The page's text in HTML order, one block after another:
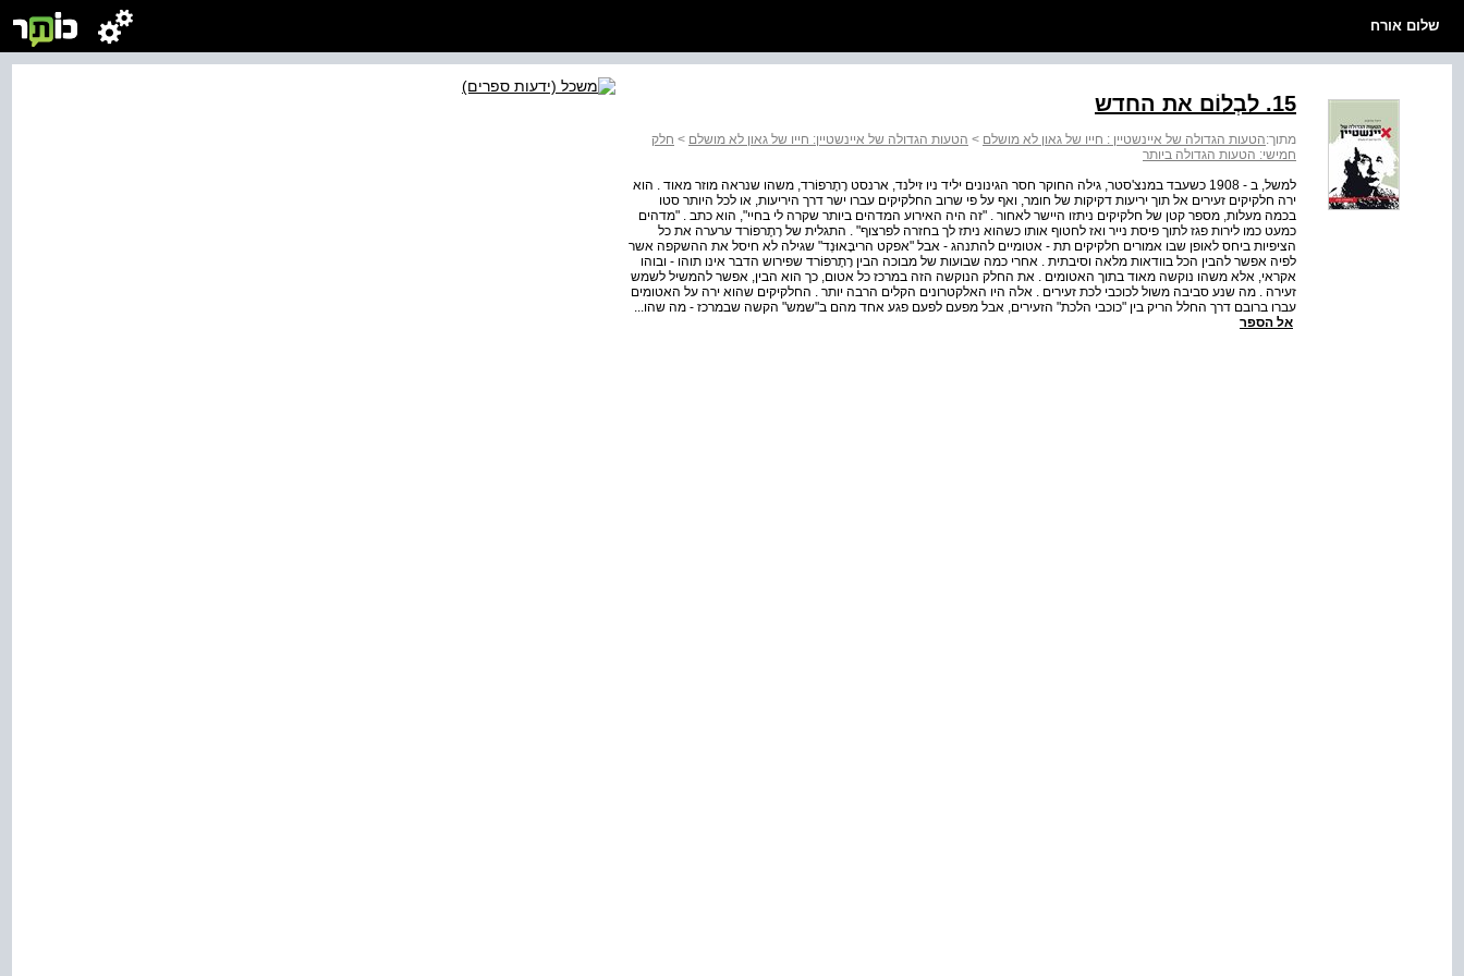
שלום אורח
15. לבְלוֹם את החדש
מתוך:הטעות הגדולה של איינשטיין : חייו של גאון לא מושלם > הטעות הגדולה של איינשטיין: חייו של גאון לא מושלם > חלק
חמישי: הטעות הגדולה ביותר
למשל, ב ‑ 1908 כשעבד במנצ'סטר, גילה החוקר חסר הגינונים יליד ניו זילנד, ארנסט רָתֶרפוֹרד, משהו שנראה מוזר מאוד . הוא
ירה חלקיקים זעירים אל תוך יריעות דקיקות של חומר, ואף על פי שרוב החלקיקים עברו ישר דרך היריעות, או לכל היותר סטו
בכמה מעלות, מספר קטן של חלקיקים ניתזו היישר לאחור . "זה היה האירוע המדהים ביותר שקרה לי בחיי", הוא כתב . "מדהים
כמעט כמו לירות פגז לתוך פיסת נייר ואז לחטוף אותו כשהוא ניתז לך בחזרה לפרצוף" . התגלית של רָתֶרפוֹרד ערערה את כל
הציפיות ביחס לאופן שבו אמורים חלקיקים תת ‑ אטומיים להתנהג - אבל "אפקט הריבָּאוּנְד" שגילה לא חיסל את ההשקפה אשר
לפיה אפשר להבין הכל בוודאות מלאה וסיבתית . אחרי כמה שבועות של מבוכה הבין רָתֶרפוֹרד שפירוש הדבר אינו תוהו ‑ ובוהו
אקראי, אלא משהו נוקשה מאוד בתוך האטומים . את החלק הנוקשה הזה במרכז כל אטום, כך הוא הבין, אפשר להמשיל לשמש
זעירה . מה שנע סביבה משול לכוכבי לכת זעירים . אלה היו האלקטרונים הקלים הרבה יותר . החלקיקים שהוא ירה על האטומים
עברו ברובם דרך החלל הריק בין "כוכבי הלכת" הזעירים, אבל מפעם לפעם פגע אחד מהם ב"שמש" הקשה שבמרכז - מה שהו...
אל הספר